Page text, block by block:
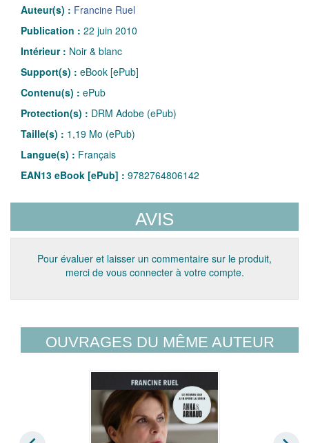
Auteur(s) : Francine Ruel
Publication : 22 juin 2010
Intérieur : Noir & blanc
Support(s) : eBook [ePub]
Contenu(s) : ePub
Protection(s) : DRM Adobe (ePub)
Taille(s) : 1,19 Mo (ePub)
Langue(s) : Français
EAN13 eBook [ePub] : 9782764806142
AVIS
Pour évaluer et laisser un commentaire sur le produit,
merci de vous connecter à votre compte.
OUVRAGES DU MÊME AUTEUR